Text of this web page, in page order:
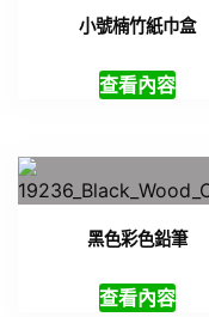
小號楠竹紙巾盒
查看內容
黑色彩色鉛筆
查看內容